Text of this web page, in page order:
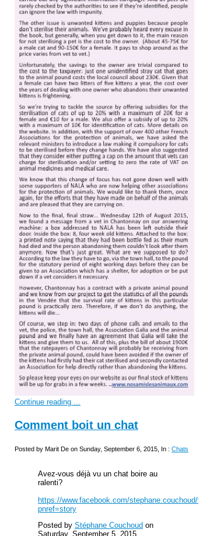
Continue reading ...
Comment boit un chat
Posted by Marit De on Sunday, September 6, 2015, In : Chats
Avez-vous déjà vu un chat boire au
ralenti?
https://www.facebook.com/stephane.couchoud/
pnref=story
Posted by Stéphane Couchoud on
Saturday, September 5, 2015